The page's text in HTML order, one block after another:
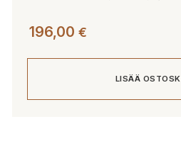
196,00 €
LISÄÄ